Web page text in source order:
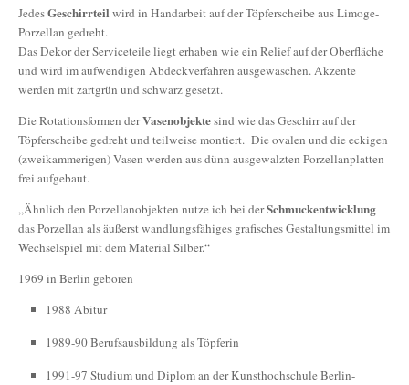
JedesGeschirrteil wird in Handarbeit auf der Töpferscheibe aus Limoge-
Porzellan gedreht.
Das Dekor der Serviceteile liegt erhaben wie ein Relief auf der Oberfläche
und wird im aufwendigen Abdeckverfahren ausgewaschen. Akzente
werden mit zartgrün und schwarz gesetzt.
Die Rotationsformen derVasenobjektesind wie das Geschirr auf der
Töpferscheibe gedreht und teilweise montiert. Die ovalen und die eckigen
(zweikammerigen) Vasen werden aus dünn ausgewalzten Porzellanplatten
frei aufgebaut.
„Ähnlich den Porzellanobjekten nutze ich bei derSchmuckentwicklung
das Porzellan als äußerst wandlungsfähiges grafisches Gestaltungsmittel im
Wechselspiel mit dem Material Silber.“
1969 in Berlin geboren
1988 Abitur
1989-90 Berufsausbildung als Töpferin
1991-97 Studium und Diplom an der Kunsthochschule Berlin-